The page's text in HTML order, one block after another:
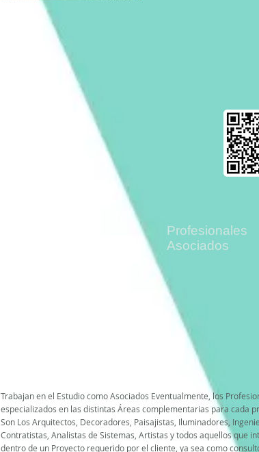
Profesionales
Asociados
Trabajan en el Estudio como Asociados Eventualmente, los
especializados en las distintas Áreas complementarias para cada
Son Los Arquitectos, Decoradores, Paisajistas, Iluminadores,
Contratistas, Analistas de Sistemas, Artistas y todos aquellos que
dentro de un Proyecto requerido por el cliente, ya sea como